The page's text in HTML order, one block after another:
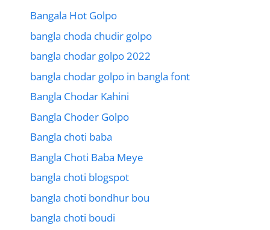
Bangala Hot Golpo
bangla choda chudir golpo
bangla chodar golpo 2022
bangla chodar golpo in bangla font
Bangla Chodar Kahini
Bangla Choder Golpo
Bangla choti baba
Bangla Choti Baba Meye
bangla choti blogspot
bangla choti bondhur bou
bangla choti boudi